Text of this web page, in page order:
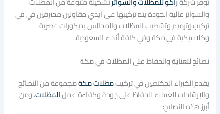
والسواتر عالية الجودة يتم تركيبها على أيدي مقاولين محترفين في في
تركيب وترميم وتشطيب المظلات والمجالس بديكورات عصرية
وكلاسيكية في مكة وفي كافة أنحاء السعودية.
نصائح للعناية والحفاظ على المظلات في مكة
يقدم الخبراء المختصين فيتركيبمظلات مكةمجموعة من النصائح
والإرشادات للعملاء للحفاظ على جودة وكفاءة عملالمظلات، ومن
أبرز هذه النصائح: